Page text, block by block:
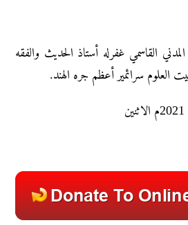
القاسمي غفرله أستاذ الحديث والفقه
العلوم سرائمير أعظم جره الهند.